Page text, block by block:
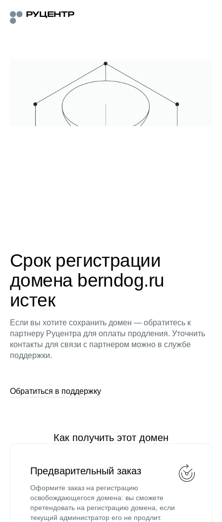
Срок регистрации
домена berndog.ru
истек
Если вы хотите сохранить домен — обратитесь к
партнеру Руцентра для оплаты продления. Уточнить
контакты для связи с партнером можно в службе
поддержки.
Обратиться в поддержку
Как получить этот домен
Предварительный заказ
Оформите заказ на регистрацию
освобождающегося домена: вы сможете
претендовать на регистрацию домена, если
текущий администратор его не продлит.